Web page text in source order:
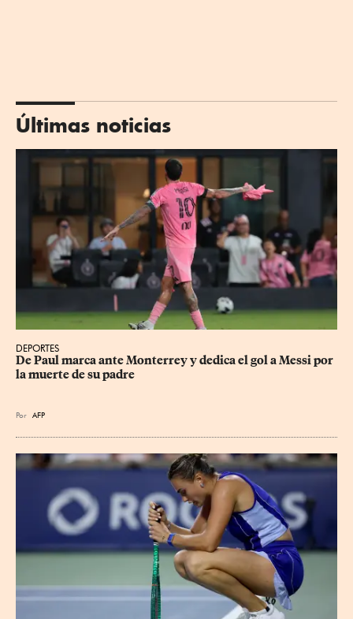
Últimas noticias
DEPORTES
De Paul marca ante Monterrey y dedica el gol a Messi por
la muerte de su padre
Por AFP